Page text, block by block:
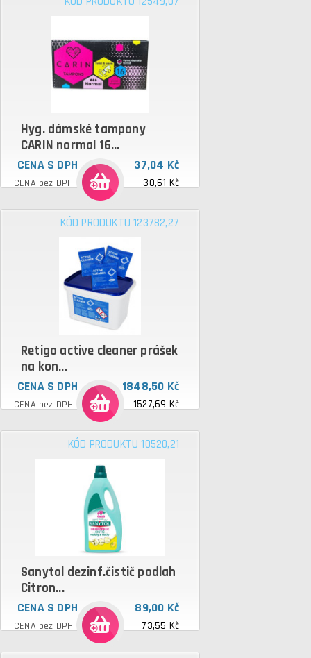
Hyg. dámské tampony
CARIN normal 16...
CENA S DPH 37,04 Kč
CENA bez DPH 30,61 Kč
KÓD PRODUKTU 123782,27
Retigo active cleaner prášek
na kon...
CENA S DPH 1848,50 Kč
CENA bez DPH 1527,69 Kč
KÓD PRODUKTU 10520,21
Sanytol dezinf.čistič podlah
Citron...
CENA S DPH 89,00 Kč
CENA bez DPH 73,55 Kč